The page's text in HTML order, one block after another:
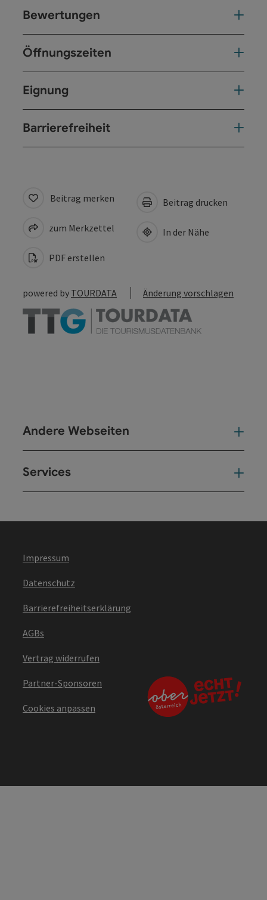
Bewertungen
Öffnungszeiten
Eignung
Barrierefreiheit
Beitrag merken
zum Merkzettel
PDF erstellen
Beitrag drucken
In der Nähe
powered by TOURDATA Änderung vorschlagen
Andere Webseiten
Services
Impressum
Datenschutz
Barrierefreiheitserklärung
AGBs
Vertrag widerrufen
Partner-Sponsoren
Cookies anpassen